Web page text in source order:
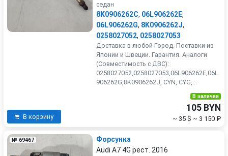
седан
8K0906262C, 06L906262E,
06L906262G, 8K0906262J,
0258027052, 0258027053
Доставка в любой Город. Поставки из
Японии и Швеции. Гарантия. Аналоги
(Совместимость с ДВС):
0258027052,0258027053,06L906262E,06L
906262G,8K0906262J, CYN, CYG,...
В корзину
В наличии
105 BYN
~ 35 $ ~ 3 150 ₽
№ 69467
Форсунка
Audi A7 4G рест. 2016